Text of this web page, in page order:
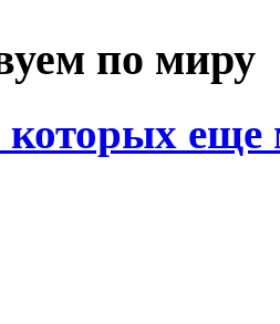
по миру
еще